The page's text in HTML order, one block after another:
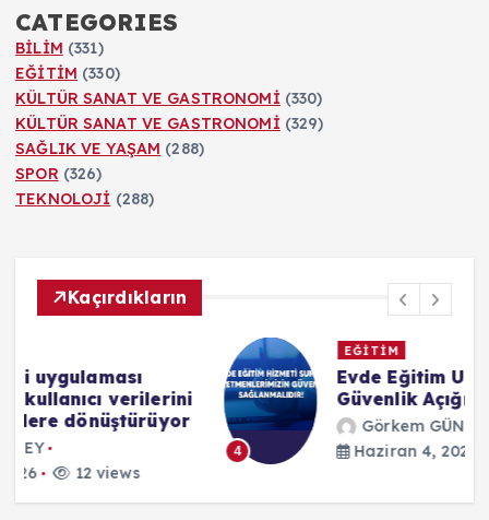
CATEGORIES
BİLİM (331)
EĞİTİM (330)
KÜLTÜR SANAT VE GASTRONOMİ (330)
KÜLTÜR SANAT VE GASTRONOMİ (329)
SAĞLIK VE YAŞAM (288)
SPOR (326)
TEKNOLOJİ (288)
Kaçırdıkların
4
Evde Eğitim Uygulamalarında
Güvenlik Açığı İddiaları
Görkem GÜNEY
Haziran 4, 2026
18 views